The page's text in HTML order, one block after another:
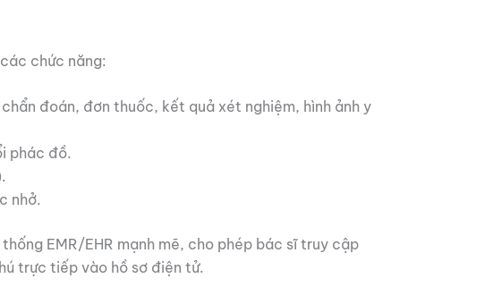
chức năng:
đoán, đơn thuốc, kết quả xét nghiệm, hình ảnh y
phác đồ.
nhở.
EMR/EHR mạnh mẽ, cho phép bác sĩ truy cập
trực tiếp vào hồ sơ điện tử.